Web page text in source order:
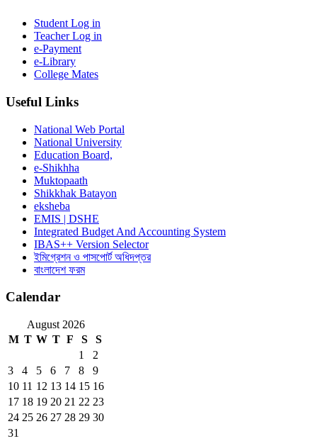
Student Log in
Teacher Log in
e-Payment
e-Library
College Mates
Useful Links
National Web Portal
National University
Education Board,
e-Shikhha
Muktopaath
Shikkhak Batayon
eksheba
EMIS | DSHE
Integrated Budget And Accounting System
IBAS++ Version Selector
ইমিগ্রেশন ও পাসপোর্ট অধিদপ্তর
বাংলাদেশ ফরম
Calendar
August 2026
M T W T F S
S
1
2
3
4 5 6 7 8
9
10 11 12 13 14 15 16
17 18 19 20 21 22 23
24 25 26 27 28 29 30
31